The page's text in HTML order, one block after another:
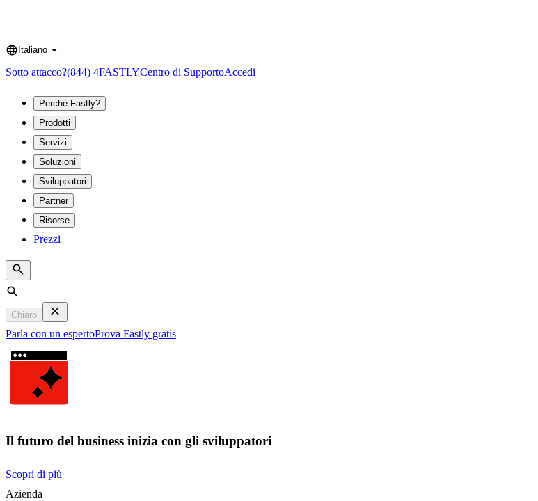
Language
Italiano
Sotto attacco?(844) 4FASTLYCentro di SupportoAccedi
Perché Fastly?
Prodotti
Servizi
Soluzioni
Sviluppatori
Partner
Risorse
Prezzi
Search
Chiaro
Parla con un espertoProva Fastly gratis
Il futuro del business inizia con gli sviluppatori
Scopri di più
Azienda